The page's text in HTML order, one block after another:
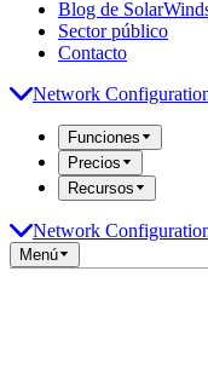
Blog de
Sector público
Contacto
Network
Funciones
Precios
Recursos
Network
Menú